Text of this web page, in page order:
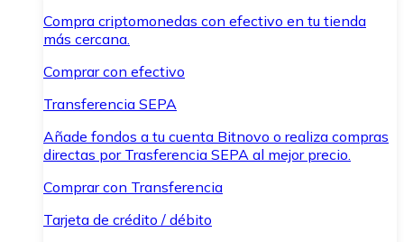
Compra criptomonedas con efectivo en tu tienda
más cercana.
Comprar con efectivo
Transferencia SEPA
Añade fondos a tu cuenta Bitnovo o realiza compras
directas por Trasferencia SEPA al mejor precio.
Comprar con Transferencia
Tarjeta de crédito / débito